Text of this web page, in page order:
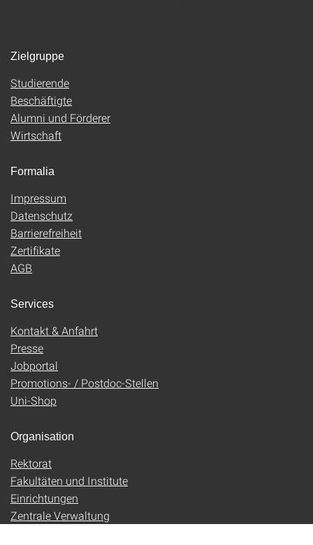
Zielgruppe
Studierende
Beschäftigte
Alumni und Förderer
Wirtschaft
Formalia
Impressum
Datenschutz
Barrierefreiheit
Zertifikate
AGB
Services
Kontakt & Anfahrt
Presse
Jobportal
Promotions- / Postdoc-Stellen
Uni-Shop
Organisation
Rektorat
Fakultäten und Institute
Einrichtungen
Zentrale Verwaltung